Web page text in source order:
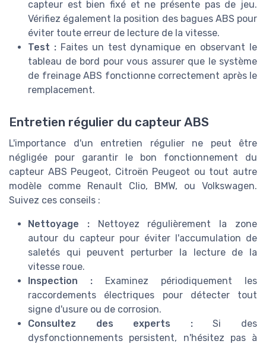
capteur est bien fixé et ne présente pas de jeu.
Vérifiez également la position des bagues ABS pour
éviter toute erreur de lecture de la vitesse.
Test :Faites un test dynamique en observant le
tableau de bord pour vous assurer que le système
de freinage ABS fonctionne correctement après le
remplacement.
Entretien régulier du capteur ABS
L'importance d'un entretien régulier ne peut être
négligée pour garantir le bon fonctionnement du
capteur ABS Peugeot, Citroën Peugeot ou tout autre
modèle comme Renault Clio, BMW, ou Volkswagen.
Suivez ces conseils :
Nettoyage :Nettoyez régulièrement la zone
autour du capteur pour éviter l'accumulation de
saletés qui peuvent perturber la lecture de la
vitesse roue.
Inspection : Examinez périodiquement les
raccordements électriques pour détecter tout
signe d'usure ou de corrosion.
Consultez des experts :Si des
dysfonctionnements persistent, n'hésitez pas à